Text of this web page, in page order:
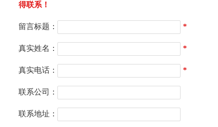
得联系！
留言标题： *
真实姓名： *
真实电话： *
联系公司：
联系地址：